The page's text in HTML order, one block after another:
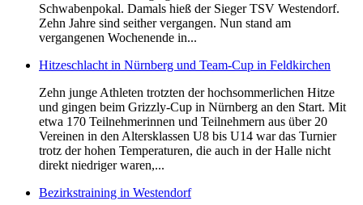
Schwabenpokal. Damals hieß der Sieger TSV Westendorf.
Zehn Jahre sind seither vergangen. Nun stand am
vergangenen Wochenende in...
Hitzeschlacht in Nürnberg und Team-Cup in Feldkirchen
Zehn junge Athleten trotzten der hochsommerlichen Hitze
und gingen beim Grizzly-Cup in Nürnberg an den Start. Mit
etwa 170 Teilnehmerinnen und Teilnehmern aus über 20
Vereinen in den Altersklassen U8 bis U14 war das Turnier
trotz der hohen Temperaturen, die auch in der Halle nicht
direkt niedriger waren,...
Bezirkstraining in Westendorf